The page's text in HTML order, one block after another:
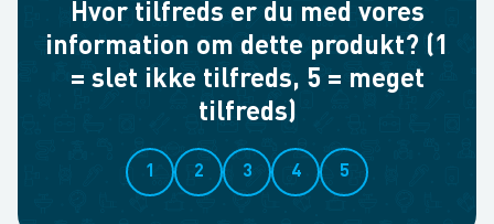
Hvor tilfreds er du med vores
information om dette produkt? (1
= slet ikke tilfreds, 5 = meget
tilfreds)
1 2 3 4 5